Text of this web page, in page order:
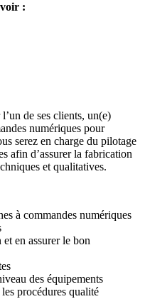
:
de ses clients, un(e)
numériques pour
serez en charge du pilotage
afin d’assurer la fabrication
et qualitatives.
à commandes numériques
en assurer le bon
des équipements
procédures qualité